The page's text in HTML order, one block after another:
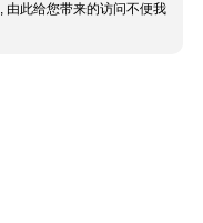
由此给您带来的访问不便我